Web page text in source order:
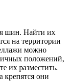
шин. Найти их
на территории
можно
положений,
их разместить.
крепятся они